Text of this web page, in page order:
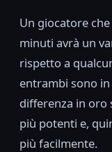
Un giocatore
minuti avrà un
rispetto a
entrambi sono
differenza in
più potenti e,
più facilmente.